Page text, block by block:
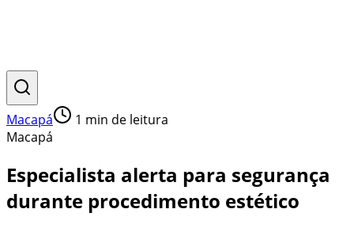
Macapá 1 min de leitura
Macapá
Especialista alerta para segurança
durante procedimento estético